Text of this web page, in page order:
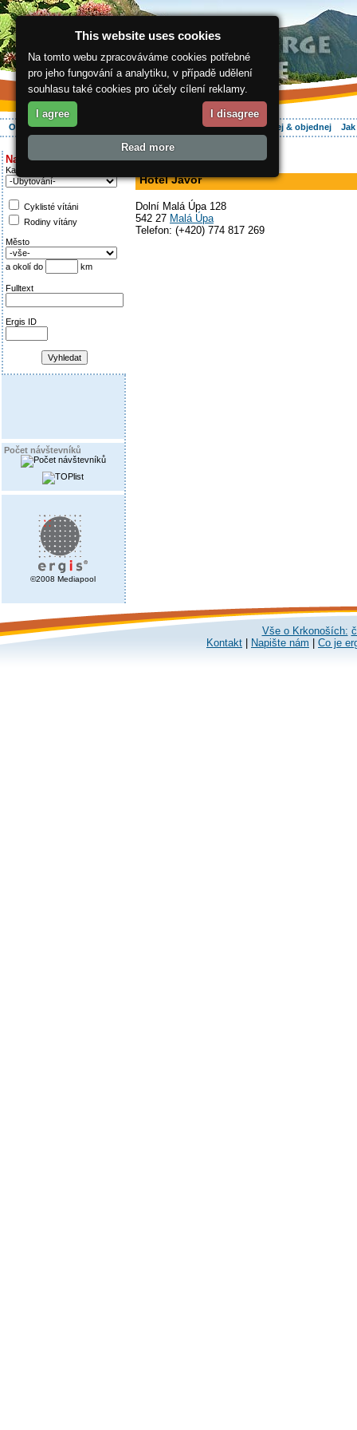
O regionu Aktivně Ubytování Hledej & objednej
Najděte si:
Kategorie
Cyklisté vítáni
Rodiny vítány
Město
a okolí do km
Fulltext
Ergis ID
Počet návštevníků
©2008 Mediapool
ergis.cz>
Hotel Javor
Dolní Malá Úpa 128
542 27 Malá Úpa
Telefon: (+420) 774 817 269
Vše o Krkonoších:
Kontakt
Napište nám Co je
This website uses cookies
Na tomto webu zpracováváme cookies potřebné
pro jeho fungování a analytiku, v případě udělení
souhlasu také cookies pro účely cílení reklamy.
I agree I disagree
Read more